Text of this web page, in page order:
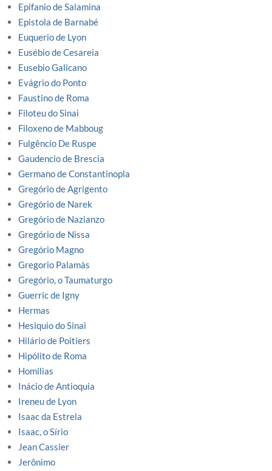
Epifanio de Salamina
Epistola de Barnabé
Euquerio de Lyon
Eusébio de Cesareia
Eusebio Galicano
Evágrio do Ponto
Faustino de Roma
Filoteu do Sinai
Filoxeno de Mabboug
Fulgêncio De Ruspe
Gaudencio de Brescia
Germano de Constantinopla
Gregório de Agrigento
Gregório de Narek
Gregório de Nazianzo
Gregório de Nissa
Gregório Magno
Gregorio Palamàs
Gregório, o Taumaturgo
Guerric de Igny
Hermas
Hesiquio do Sinai
Hilário de Poitiers
Hipólito de Roma
Homilias
Inácio de Antioquia
Ireneu de Lyon
Isaac da Estrela
Isaac, o Sírio
Jean Cassier
Jerônimo